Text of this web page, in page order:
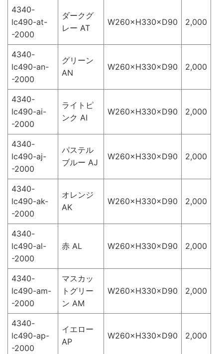
4340-
lc490-at-
-2000
ダークグ
レー AT
W260×H330×D90 2,000
4340-
lc490-an-
-2000
グリーン
AN
W260×H330×D90 2,000
4340-
lc490-ai-
-2000
ライトピ
ンク AI
W260×H330×D90 2,000
4340-
lc490-aj-
-2000
パステル
ブルー AJ
W260×H330×D90 2,000
4340-
lc490-ak-
-2000
オレンジ
AK
W260×H330×D90 2,000
4340-
lc490-al-
-2000
赤 AL W260×H330×D90 2,000
4340-
lc490-am-
-2000
マスカッ
トグリー
ン AM
W260×H330×D90 2,000
4340-
lc490-ap-
-2000
イエロー
AP
W260×H330×D90 2,000